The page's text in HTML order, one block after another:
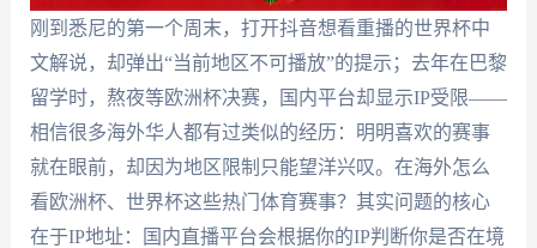
刚到悉尼的第一个周末，打开抖音想看重播的世界杯中
文解说，却弹出“当前地区不可播放”的提示；去年在巴黎
留学时，熬夜等欧洲杯决赛，国内平台却显示IP受限——
相信很多海外华人都有过类似的经历：明明喜欢的赛事
就在眼前，却因为地区限制只能望洋兴叹。在海外怎么
看欧洲杯、世界杯这些热门体育赛事？其实问题的核心
在于IP地址：国内直播平台会根据你的IP判断你是否在境